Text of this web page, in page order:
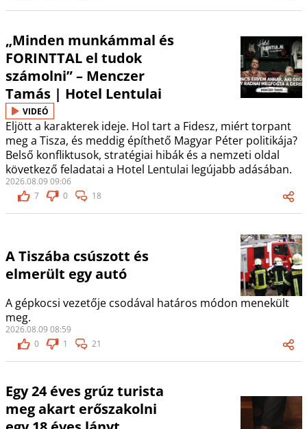
„Minden munkámmal és
FORINTTAL el tudok
számolni” – Menczer
Tamás | Hotel Lentulai
VIDEÓ
Eljött a karakterek ideje. Hol tart a Fidesz, miért torpant
meg a Tisza, és meddig építhető Magyar Péter politikája?
Belső konfliktusok, stratégiai hibák és a nemzeti oldal
következő feladatai a Hotel Lentulai legújabb adásában.
2026.08.09 09:06
7
0 18
A Tiszába csúszott és
elmerült egy autó
A gépkocsi vezetője csodával határos módon menekült
meg.
2026.08.09 08:59
0
1 21
Egy 24 éves grúz turista
meg akart erőszakolni